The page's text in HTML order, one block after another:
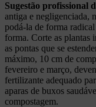
Sugestão profissional
antiga e negligenciada,
podá-la de forma
forma. Corte as plantas
as pontas que se
máximo, 10 cm de
fevereiro e março,
fertilizante adequado
aparas de buxos
compostagem.